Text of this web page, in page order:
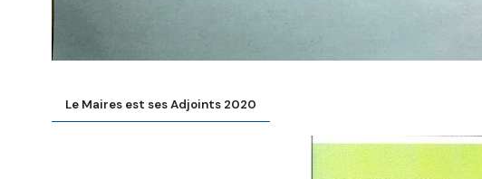
Le Maires est ses Adjoints 2020